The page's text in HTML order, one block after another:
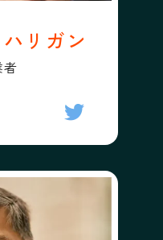
フォローする
ブライアン
リガン